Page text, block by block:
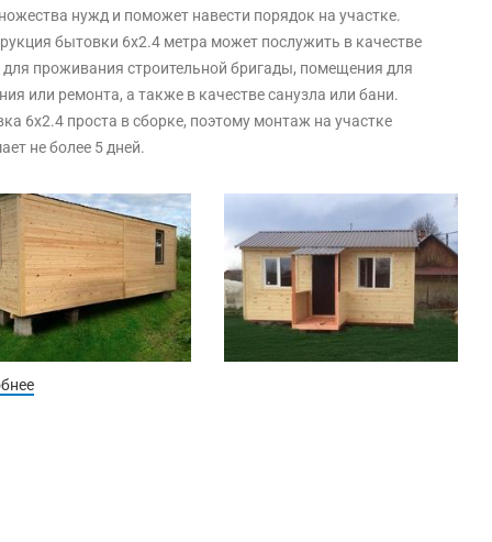
нужд и поможет навести порядок на участке.
бытовки 6х2.4 метра может послужить в качестве
для проживания строительной бригады, помещения для
или ремонта, а также в качестве санузла или бани.
6х2.4 проста в сборке, поэтому монтаж на участке
не более 5 дней.